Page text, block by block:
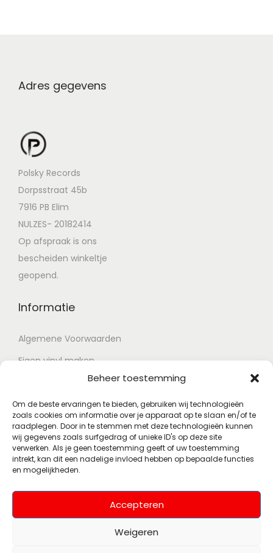
Beheer toestemming
Om de beste ervaringen te bieden, gebruiken wij technologieën
zoals cookies om informatie over je apparaat op te slaan en/of te
raadplegen. Door in te stemmen met deze technologieën kunnen
wij gegevens zoals surfgedrag of unieke ID's op deze site
verwerken. Als je geen toestemming geeft of uw toestemming
intrekt, kan dit een nadelige invloed hebben op bepaalde functies
en mogelijkheden.
Accepteren
Weigeren
Adres gegevens
Polsky Records
Dorpsstraat 45b
7916 PB Elim
NULZES- 20182414
Op afspraak is ons
bescheiden winkeltje
geopend.
Informatie
Algemene Voorwaarden
Eigen vinyl maken
Retour voorwaarden
Contact
Account
Mijn account
Wenslijst